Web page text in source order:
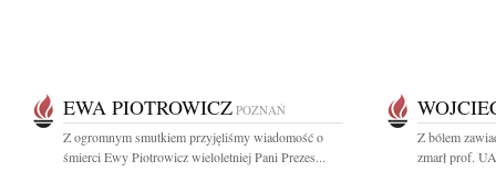
EWA PIOTROWICZ POZNAŃ
Z ogromnym smutkiem przyjęliśmy wiadomość o
śmierci Ewy Piotrowicz wieloletniej Pani Prezes...
Z bólem
zmarł prof.